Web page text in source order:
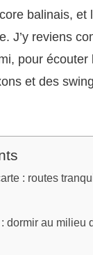
balinais, et
J’y reviens
pour écouter
et des
: routes
dormir au milieu